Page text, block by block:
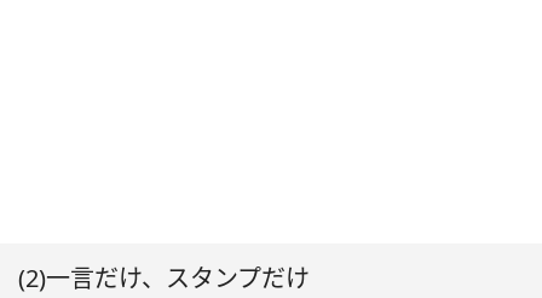
(2)一言だけ、スタンプだけ